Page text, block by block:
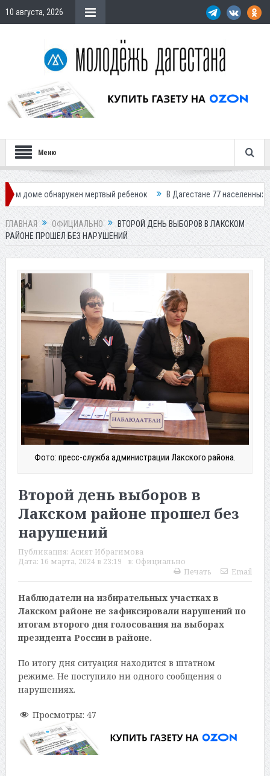
10 августа, 2026
Меню
мертвый ребенок В Дагестане 77 населенных пунктов
ГЛАВНАЯ ОФИЦИАЛЬНО
ВТОРОЙ ДЕНЬ ВЫБОРОВ В ЛАКСКОМ
РАЙОНЕ ПРОШЕЛ БЕЗ НАРУШЕНИЙ
Фото: пресс-служба администрации Лакского района.
Второй день выборов в
Лакском районе прошел без
нарушений
Публикация: Асият Ибрагимова
Дата: 16 марта, 2024 в 23:19 в: Официально
Печать
Email
Наблюдатели на избирательных участках в
Лакском районе не зафиксировали нарушений по
итогам второго дня голосования на выборах
президента России в районе.
По итогу дня ситуация находится в штатном
режиме. Не поступило ни одного сообщения о
нарушениях.
Просмотры: 47